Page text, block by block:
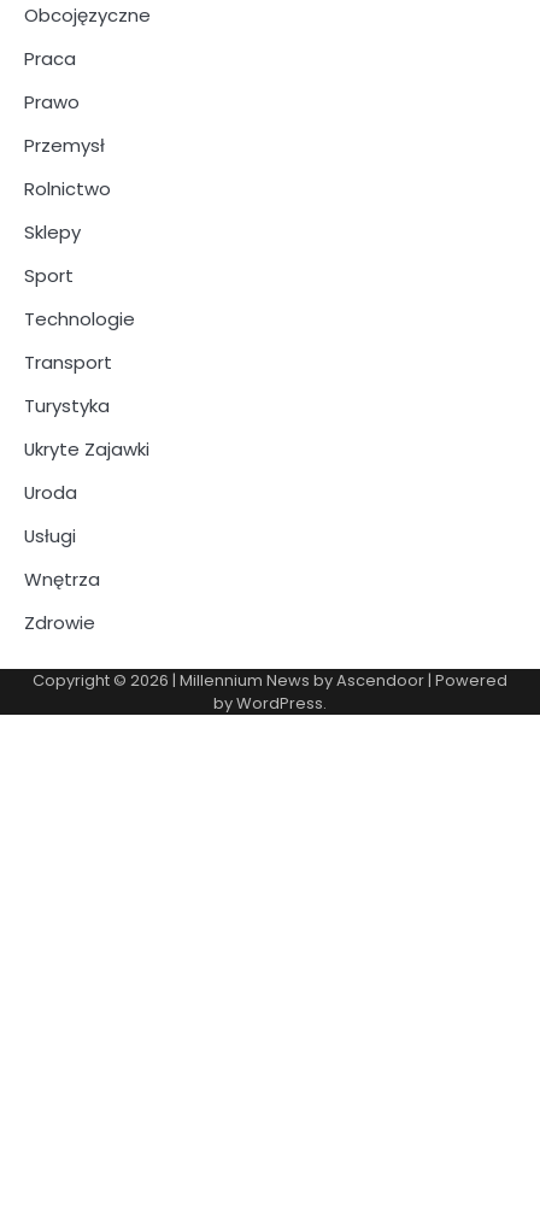
Obcojęzyczne
Praca
Prawo
Przemysł
Rolnictwo
Sklepy
Sport
Technologie
Transport
Turystyka
Ukryte Zajawki
Uroda
Usługi
Wnętrza
Zdrowie
Copyright © 2026 | Millennium News byAscendoor | Powered
byWordPress.